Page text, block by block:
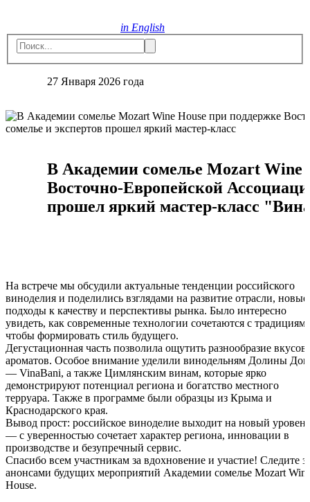
in English
27 Января 2026 года
В Академии сомелье Mozart Wine
Восточно-Европейской
прошел яркий мастер‑класс
На встрече мы обсудили актуальные тенденции российского
виноделия и поделились взглядами на развитие отрасли, новые
подходы к качеству и перспективы рынка. Было интересно
увидеть, как современные технологии сочетаются с
чтобы формировать стиль будущего.
Дегустационная часть позволила ощутить разнообразие вкусов
ароматов. Особое внимание уделили винодельням Долины
— VinaBani, а также Цимлянским винам, которые ярко
демонстрируют потенциал региона и богатство местного
терруара. Также в программе были образцы из Крыма и
Краснодарского края.
Вывод прост: российское виноделие выходит на новый уровень
— с уверенностью сочетает характер региона, инновации в
производстве и безупречный сервис.
Спасибо всем участникам за вдохновение и участие! Следите
анонсами будущих мероприятий Академии сомелье Mozart
House.